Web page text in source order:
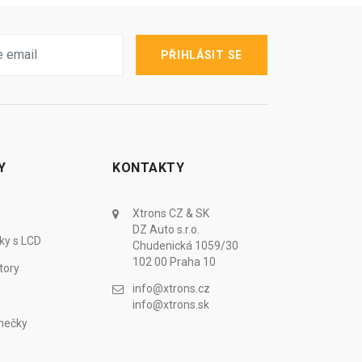
PŘIHLÁSIT SE
s LCD
KONTAKTY
Xtrons CZ & SK
DZ Auto s.r.o.
Chudenická 1059/30
102 00 Praha 10
info@xtrons.cz
info@xtrons.sk